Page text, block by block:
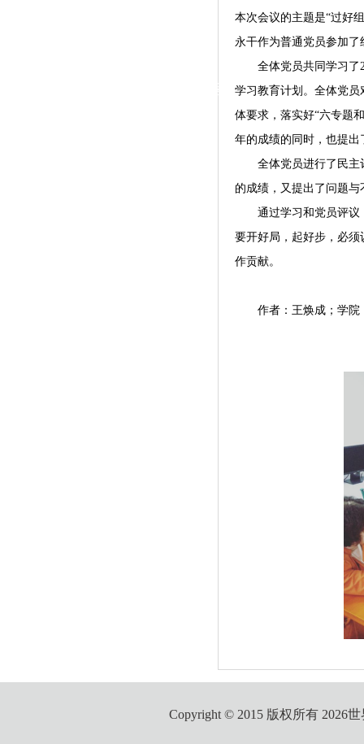
工会活动
本次会议的主题是“过好
永干作为普通党员参加了
全体党员共同学习了
学习教育计划。全体党
体要求，落实好“六专题
年的成绩的同时，也提
全体党员进行了民
的成绩，又提出了问题与
通过学习和党员评
要开好局，起好步，必
作贡献。
作者：王焕成；学院
Copyright © 2015 版权所有 2026